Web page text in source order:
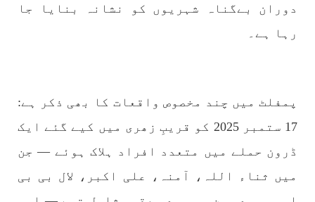
ایک طرف تو بلوچ قوم کے ان سوئے ہوئے یا مطالعہ
پاکستان کے پیروکاروں کو جگایا وہیں آزادی
پسند اور باشعور بلوچ کی مضبوط مزاحمت نے
ریاست
دوران بےگناہ شہریوں کو نشانہ بنایا جا
رہا ہے۔
پمفلٹ میں چند مخصوص واقعات کا بھی ذکر ہے:
17 ستمبر 2025 کو قریبِ زھری میں کیے گئے ایک
ڈرون حملے میں متعدد افراد ہلاک ہوئے — جن
میں ثناء اللہ، آمنہ، علی اکبر، لال بی بی